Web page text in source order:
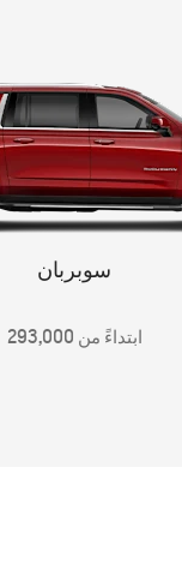
سوبربان
ابتداءً من 293,000